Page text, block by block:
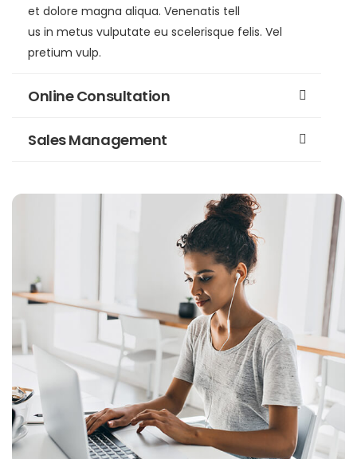
et dolore magna aliqua. Venenatis tell
us in metus vulputate eu scelerisque felis. Vel
pretium vulp.
Online Consultation
Sales Management